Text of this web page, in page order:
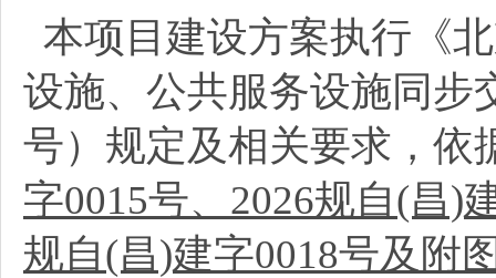
本项目建设方案执行《
设施、公共服务设施同步
号）规定及相关要求，依
字0015号、2026规自(昌)
规自(昌)建字0018号及附